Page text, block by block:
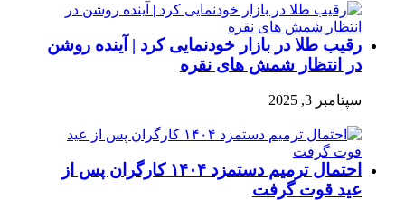
رقیب طلا در بازار خودنمایی کرد | آینده روشن
در انتظار شمش های نقره
سپتامبر 3, 2025
احتمال ترمیم دستمزد ۱۴۰۴ کارگران پس از
عید قوت گرفت